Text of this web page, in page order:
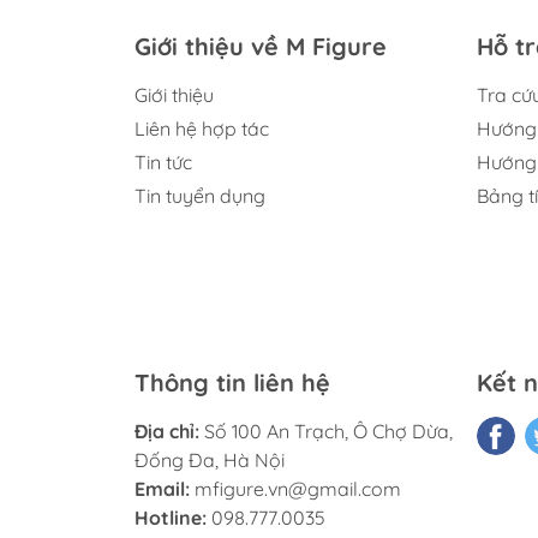
Giới thiệu về M Figure
Giới thiệu
Liên hệ hợp tác
Tin tức
Tin tuyển dụng
Hỗ
Tra
Bảng
Thông tin liên hệ
Địa chỉ: Số 100 An Trạch, Ô Chợ Dừa,
Đống Đa, Hà Nội
Email: mfigure.vn@gmail.com
Hotline: 098.777.0035
Kết